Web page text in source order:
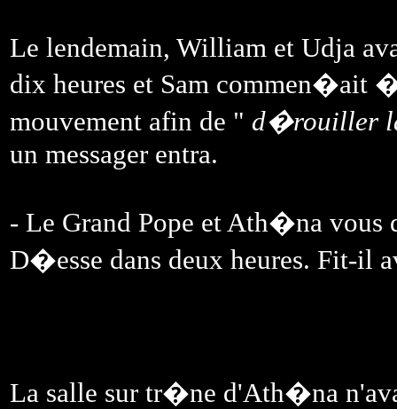
Le lendemain, William et Udja
dix heures et Sam commen�ait
mouvement afin de " d�rouiller
un messager entra.
- Le Grand Pope et Ath�na vous
D�esse dans deux heures. Fit-il
La salle sur tr�ne d'Ath�na